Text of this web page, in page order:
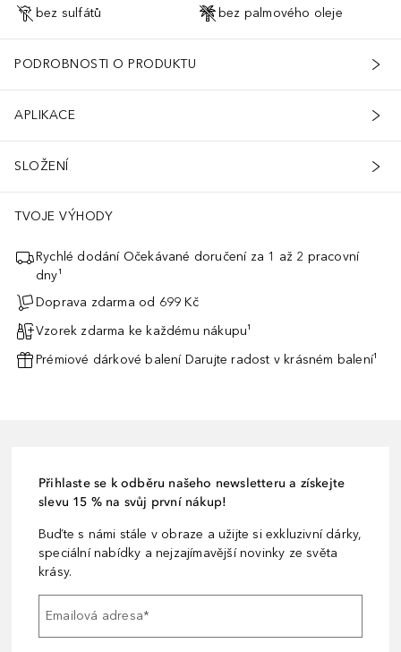
bez sulfátů bez palmového oleje
PODROBNOSTI O PRODUKTU
APLIKACE
SLOŽENÍ
TVOJE VÝHODY
Rychlé dodání Očekávané doručení za 1 až 2 pracovní
dny¹
Doprava zdarma od 699 Kč
Vzorek zdarma ke každému nákupu¹
Prémiové dárkové balení Darujte radost v krásném balení¹
Přihlaste se k odběru našeho newsletteru a získejte
slevu 15 % na svůj první nákup!
Buďte s námi stále v obraze a užijte si exkluzivní dárky,
speciální nabídky a nejzajímavější novinky ze světa
krásy.
Emailová adresa*